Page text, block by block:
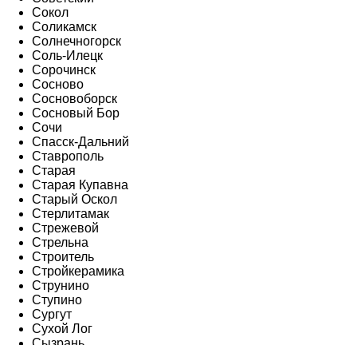
Сокол
Соликамск
Солнечногорск
Соль-Илецк
Сорочинск
Сосново
Сосновоборск
Сосновый Бор
Сочи
Спасск-Дальний
Ставрополь
Старая
Старая Купавна
Старый Оскол
Стерлитамак
Стрежевой
Стрельна
Строитель
Стройкерамика
Струнино
Ступино
Сургут
Сухой Лог